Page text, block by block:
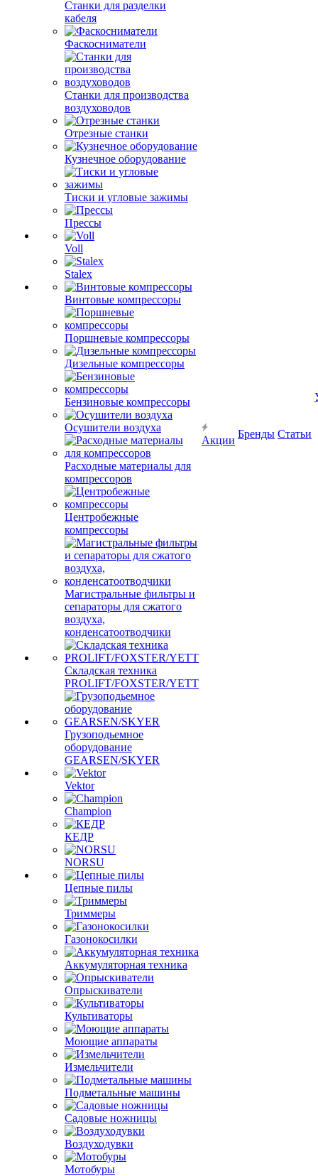
Станки для разделки
кабеля
Фаскосниматели
Станки для производства
воздуховодов
Отрезные станки
Кузнечное оборудование
Тиски и угловые зажимы
Прессы
Voll
Stalex
Винтовые компрессоры
Поршневые компрессоры
Дизельные компрессоры
Бензиновые компрессоры
Осушители воздуха
Расходные материалы для
компрессоров
Центробежные
компрессоры
Магистральные фильтры и
сепараторы для сжатого
воздуха,
конденсатоотводчики
Складская техника
PROLIFT/FOXSTER/YETT
Грузоподьемное
оборудование
GEARSEN/SKYER
Vektor
Champion
КЕДР
NORSU
Цепные пилы
Триммеры
Газонокосилки
Аккумуляторная техника
Опрыскиватели
Культиваторы
Моющие аппараты
Измельчители
Подметальные машины
Садовые ножницы
Воздуходувки
Мотобуры
Акции
Бренды Статьи